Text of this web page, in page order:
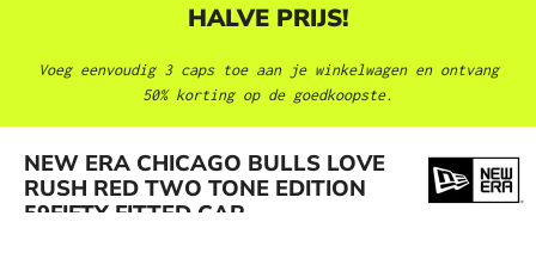
HALVE PRIJS!
Voeg eenvoudig 3 caps toe aan je winkelwagen en ontvang
50% korting op de goedkoopste.
NEW ERA CHICAGO BULLS LOVE
RUSH RED TWO TONE EDITION
59FIFTY FITTED CAP
Afbeeldingengalerij overslaan